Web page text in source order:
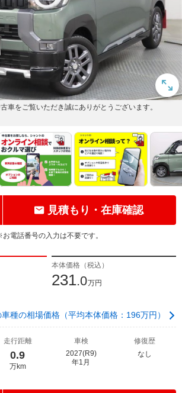
車をご覧いただき誠にありがとうございます。
見積もり・在庫確認
電話番号の入力は不要です。
本体価格（税込）
231.0万円
車種の相場価格（平均本体価格：196万円）
走行距離
0.9
万km
車検
2027(R9)
年1月
修復歴
なし